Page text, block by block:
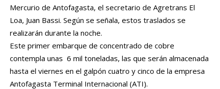
Mercurio de Antofagasta, el secretario de Agretrans El
Loa, Juan Bassi. Según se señala, estos traslados se
realizarán durante la noche.
Este primer embarque de concentrado de cobre
contempla unas 6 mil toneladas, las que serán almacenada
hasta el viernes en el galpón cuatro y cinco de la empresa
Antofagasta Terminal Internacional (ATI).